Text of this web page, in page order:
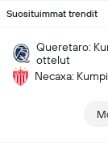
Suosituimmat trendit
Queretaro:
ottelut
Necaxa: